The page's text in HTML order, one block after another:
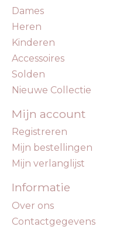
Dames
Heren
Kinderen
Accessoires
Solden
Nieuwe Collectie
Mijn account
Registreren
Mijn bestellingen
Mijn verlanglijst
Informatie
Over ons
Contactgegevens